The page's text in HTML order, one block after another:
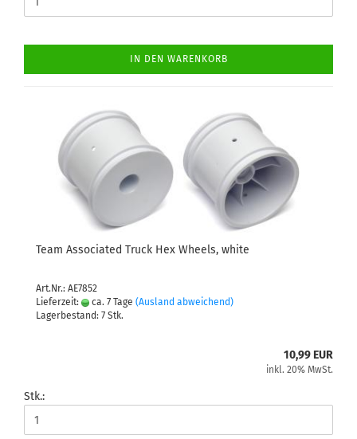
IN DEN WARENKORB
Team Associated Truck Hex Wheels, white
Art.Nr.: AE7852
Lieferzeit:
ca. 7 Tage (Ausland abweichend)
Lagerbestand: 7 Stk.
10,99 EUR
inkl. 20% MwSt.
Stk.: